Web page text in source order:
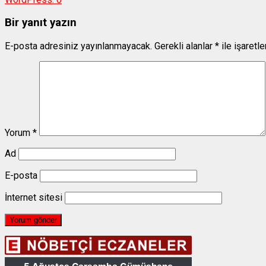
Bir yanıt yazın
E-posta adresiniz yayınlanmayacak. Gerekli alanlar * ile
Yorum *
Ad
E-posta
İnternet sitesi